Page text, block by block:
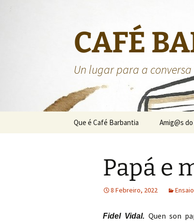
CAFÉ
Un lugar para a conversa
Que é Café Barbantia Amig@s
Papá e
8 Febreiro, 2022 Ensaio
Fidel Vidal. Quen son